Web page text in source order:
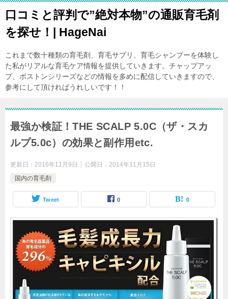
口コミと評判で”絶対本物”の通販育毛剤
を探せ！| HageNai
これまで数十種類の育毛剤、育毛サプリ、育毛シャンプーを体験し
た私がリアルな育毛ケア情報を提供していきます。チャップアッ
プ、ボストンシリーズなどの情報を多めに配信していきますので、
参考にして頂ければうれしいです！！
最強か検証！THE SCALP 5.0C（ザ・スカ
ルプ5.0c）の効果と副作用etc.
更新日： 2016年11月9日 公開日： 2014年11月15日
国内の育毛剤
Tweet 0 0